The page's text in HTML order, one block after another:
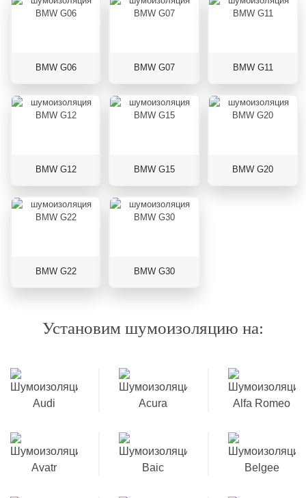
BMW G06 BMW G07 BMW G11
BMW G12 BMW G15 BMW G20
BMW G22 BMW G30
Установим шумоизоляцию на: